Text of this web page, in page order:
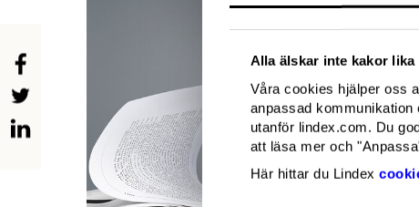
Alla älskar inte kakor
Våra cookies hjälper oss
anpassad
utanför lindex.com. Du
att läsa mer och
Här hittar du Lindex